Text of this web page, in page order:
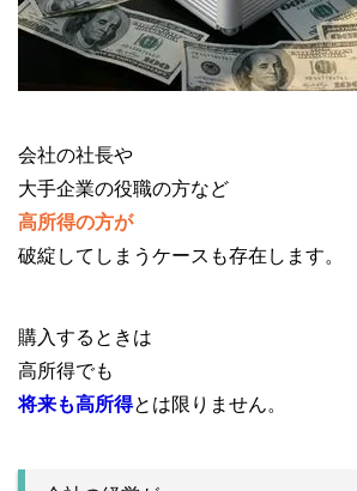
会社の社長や
大手企業の役職の方など
高所得の方が
破綻してしまうケースも存在します。
購入するときは
高所得でも
将来も高所得とは限りません。